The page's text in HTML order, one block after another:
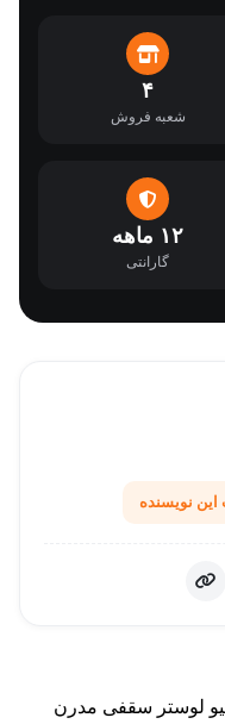
۴
شعبه فروش
۱۲ ماهه
گارانتی
این نویسنده
لوستر سقفی مدرن